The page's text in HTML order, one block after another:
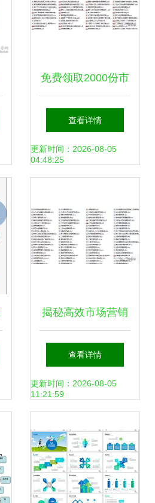
语->“=应名2细化概
全相对策划所指工
作结果于抽象概括
构限很大二节作
#总结如下:"总之:策
划是本前后衡计未
来构建一段投入实
体宏观系统
免费领取2000份市
场营销策划全套手
册 史上最全，限量
查看详情
更新时间：2026-08-05
04:48:25
揭秘高效市场营销
如何系统构建你的
策划宝库
查看详情
更新时间：2026-08-05
11:21:59